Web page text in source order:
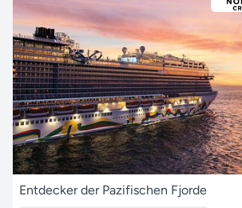
Entdecker der Pazifischen Fjorde